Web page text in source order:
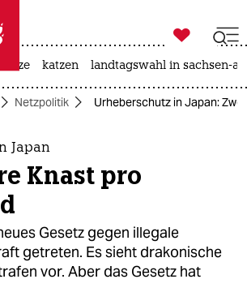
taz zahl ich
taz zahl ich

taz zahl ich
hitze katzen landtagswahl in sachsen-
Netzpolitik Urheberschutz in Japan:
Japan
Knast pro
Gesetz gegen illegale
getreten. Es sieht drakonische
vor. Aber das Gesetz hat